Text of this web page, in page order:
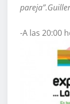
-A las 20:00